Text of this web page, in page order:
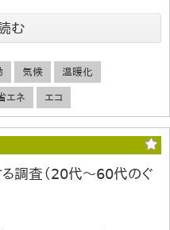
む
気候 温暖化
エネ エコ
調査（20代～60代のぐ